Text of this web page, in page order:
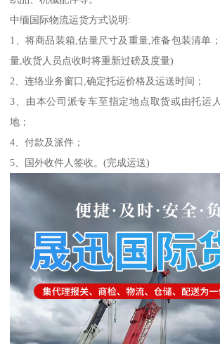
中缅国际物流运货方式说明:
1、将商品装箱,估量尺寸及重量,准备包装清单
量,收货人员点收时将重新过磅及度量)
2、连络业务窗口,确定托运价格及运送时间；
3、由本公司派专车至指定地点取货或由托运
地；
4、付款及派件；
5、国外收件人签收。(完成运送)